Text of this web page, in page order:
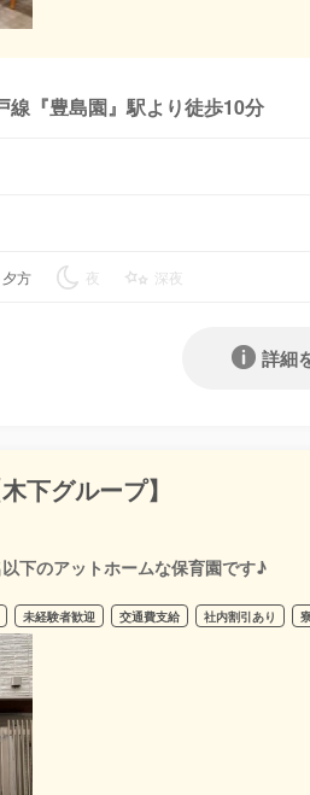
線『豊島園』駅より徒歩10分
夕方 夜 深夜
詳細
下グループ】
下のアットホームな保育園です♪
未経験者歓迎 交通費支給 社内割引あり